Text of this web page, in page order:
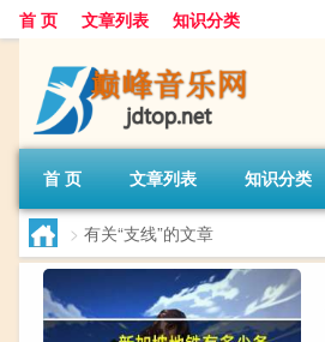
首 页 文章列表 知识分类
首 页 文章列表 知识分类
> 有关“支线”的文章